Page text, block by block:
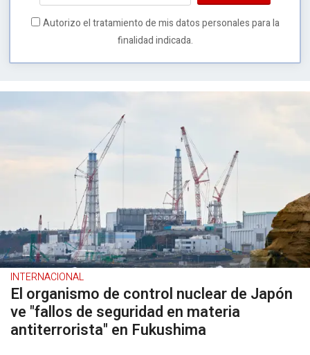
Autorizo el tratamiento de mis datos personales para la
finalidad indicada.
INTERNACIONAL
El organismo de control nuclear de Japón
ve "fallos de seguridad en materia
antiterrorista" en Fukushima